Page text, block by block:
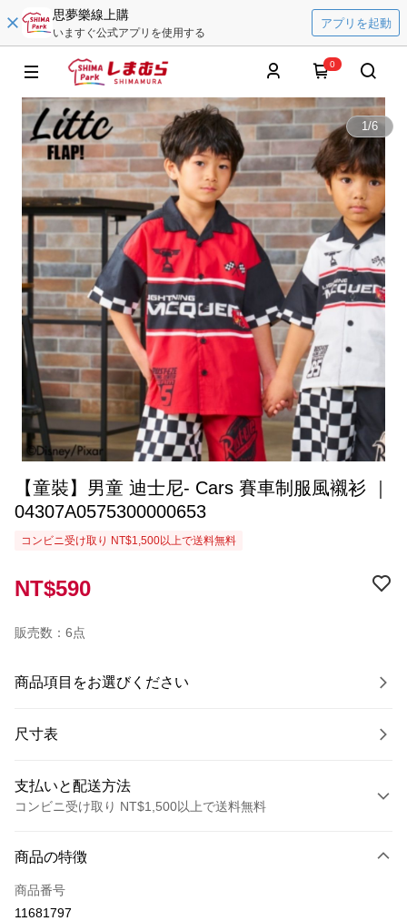
思夢樂線上購
いますぐ公式アプリを使用する
アプリを起動
0
1/6
【童裝】男童 迪士尼- Cars 賽車制服風襯衫 ｜
04307A0575300000653
コンビニ受け取り NT$1,500以上で送料無料
NT$590
販売数：6点
商品項目をお選びください
尺寸表
支払いと配送方法
コンビニ受け取り NT$1,500以上で送料無料
クレジットカード1回払い
LINE Pay
商品の特徴
商品番号
11681797